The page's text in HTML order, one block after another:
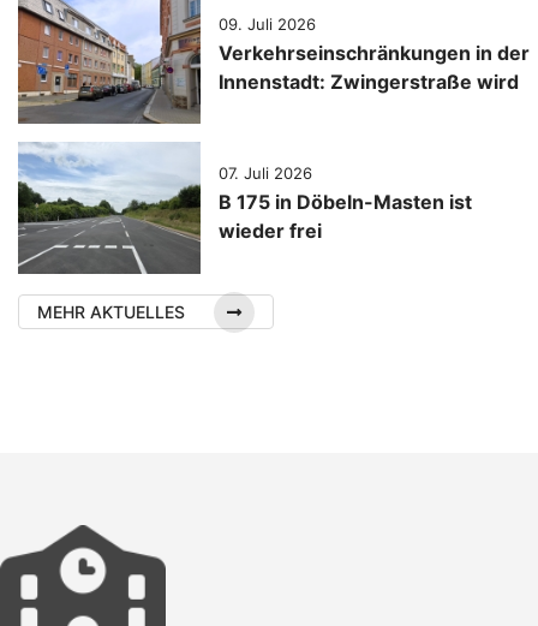
Verkehrseinschränkungen in der
Innenstadt: Zwingerstraße wird
09. Juli 2026
B 175 in Döbeln-Masten ist
wieder frei
07. Juli 2026
MEHR AKTUELLES